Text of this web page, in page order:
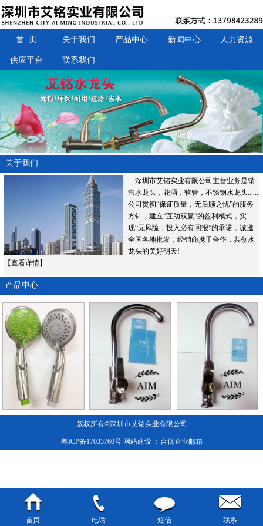
首 页 关于我们 产品中心 新闻中心 人力资源
供应平台 联系我们
关于我们
深圳市艾铭实业有限公司主营业务是销
售水龙头，花洒，软管，不锈钢水龙头......
公司贯彻“保证质量，无后顾之忧”的服务
方针，建立“互助双赢“的盈利模式，实
现“无风险，投入必有回报”的承诺，诚邀
全国各地批发，经销商携手合作，共创水
龙头的美好明天!
【查看详情】
产品中心
版权所有©深圳市艾铭实业有限公司
粤ICP备17033760号 网站建设：合优企业邮箱
首页 电话 短信 联系